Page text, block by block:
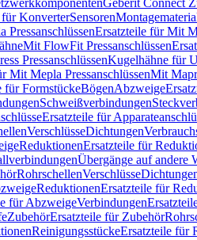
Geberit Connect
für KonverterSensoren
PressanschlüssenErsatzteile für Mit
Mit FlowFit Pressanschlüssen
PressanschlüssenKugelhähne für
Mit Mepla PressanschlüssenMit
für FormstückeBögenAbzweige
Schweißverbindungen
Ersatzteile für
VerschlüsseDichtungen
ReduktionenErsatzteile für
Übergänge auf andere
RohrschellenVerschlüsse
ReduktionenErsatzteile für
für AbzweigeVerbindungen
ZubehörErsatzteile für Zubehör
ReinigungsstückeErsatzteile für